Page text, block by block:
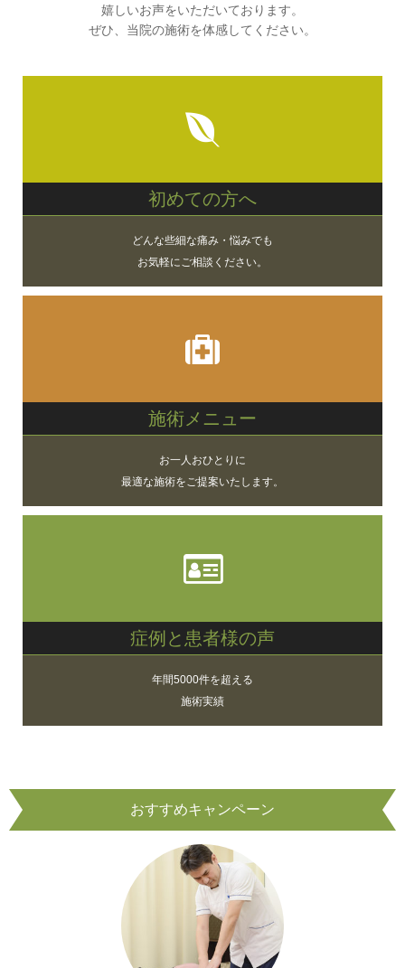
嬉しいお声をいただいております。
ぜひ、当院の施術を体感してください。
初めての方へ
どんな些細な痛み・悩みでも
お気軽にご相談ください。
施術メニュー
お一人おひとりに
最適な施術をご提案いたします。
症例と患者様の声
年間5000件を超える
施術実績
おすすめキャンペーン